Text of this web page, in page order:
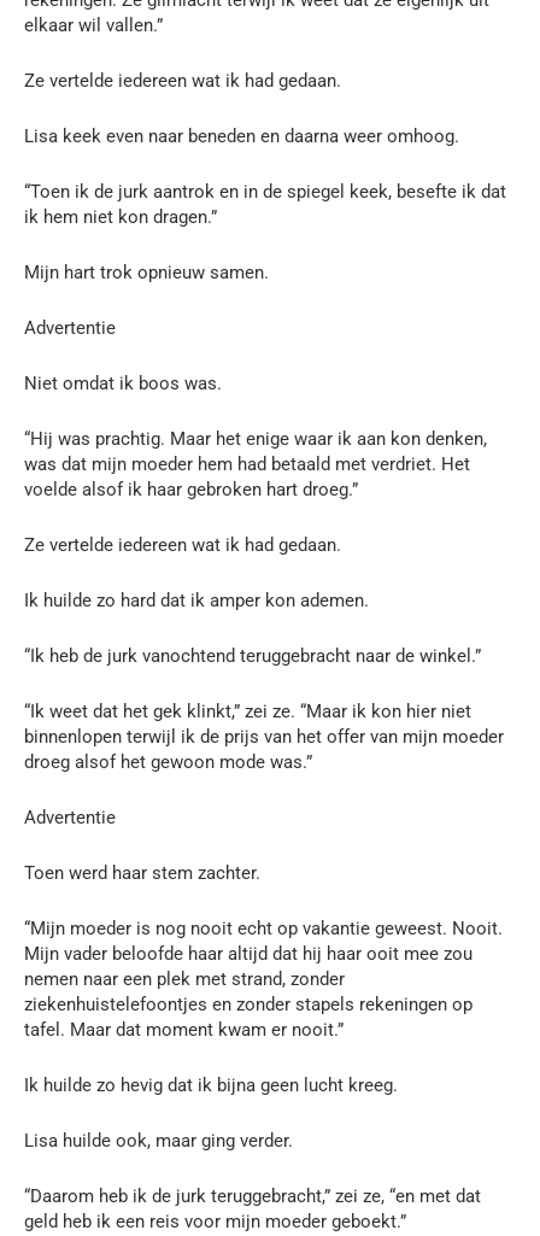
elkaar wil vallen.”
Ze vertelde iedereen wat ik had gedaan.
Lisa keek even naar beneden en daarna weer omhoog.
“Toen ik de jurk aantrok en in de spiegel keek, besefte ik dat
ik hem niet kon dragen.”
Mijn hart trok opnieuw samen.
Advertentie
Niet omdat ik boos was.
“Hij was prachtig. Maar het enige waar ik aan kon denken,
was dat mijn moeder hem had betaald met verdriet. Het
voelde alsof ik haar gebroken hart droeg.”
Ze vertelde iedereen wat ik had gedaan.
Ik huilde zo hard dat ik amper kon ademen.
“Ik heb de jurk vanochtend teruggebracht naar de winkel.”
“Ik weet dat het gek klinkt,” zei ze. “Maar ik kon hier niet
binnenlopen terwijl ik de prijs van het offer van mijn moeder
droeg alsof het gewoon mode was.”
Advertentie
Toen werd haar stem zachter.
“Mijn moeder is nog nooit echt op vakantie geweest. Nooit.
Mijn vader beloofde haar altijd dat hij haar ooit mee zou
nemen naar een plek met strand, zonder
ziekenhuistelefoontjes en zonder stapels rekeningen op
tafel. Maar dat moment kwam er nooit.”
Ik huilde zo hevig dat ik bijna geen lucht kreeg.
Lisa huilde ook, maar ging verder.
“Daarom heb ik de jurk teruggebracht,” zei ze, “en met dat
geld heb ik een reis voor mijn moeder geboekt.”